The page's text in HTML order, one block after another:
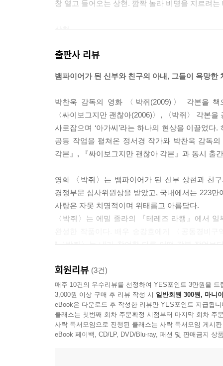
창 열고 들어오는 상현. 깜짝 놀라 비명을 지르려
상현
효성씨만 해도 그래요....원래 배고픈 사람 돕는 걸
(말이 빨라지면서 횡설수설,
태주씨도 그 카스테라 얘기를 들었어야 되는데, 아
아니....교통사고 나서 다친 사람을 욕하는 법은 없
누가 무슨 병 걸렸다고 비난하지는 않잖아요!
(눈물까지 글썽글썽)
난 좋은 일 하러 거기 갔던 거예요!
눈이 커지며 벌벌 떠는 태주, 문고리를 잡는다.
상현, 태주 손을 간단히 떼어내더니 구석으로 밀어
내가 뱀파이어인 게 뭐가 중요해요?
태주씨, 내가 신부라서 날 좋아했어요?
사람이 사람을 사랑하는 데 그런 게 뭐 중요해요?
아니, 그게 아니고....
내가 뱀파이어라서 싫어요? 응?
내가 뱀파이어가 안 됐으면 태주씨랑 잤을 거 같아
내가 그냥 신부였어도 태주씨하구 그랬을까, 신부
나랑 같이 가요, 내가 이 지옥에서 데리고 나가줄게
출판사 리뷰
뱀파이어가 된 신부와 친구의 아내, 그들이 욕망한
박찬욱 감독의 영화 〈박쥐(2009)〉 각본을
〈싸이보그지만 괜찮아(2006)〉, 〈박쥐〉 각본
사로잡으며 ‘아가씨’라는 하나의 현상을 이끌었
공동 작업을 펼쳐온 정서경 작가와 박찬욱 감독
각본』, 『싸이보그지만 괜찮아 각본』과 동시 출
영화 〈박쥐〉는 뱀파이어가 된 신부 상현과 친
경쟁부문 심사위원상을 받았고, 국내에서는 223
사랑은 자못 치명적이며 위태롭고 아름답다.
〈박쥐〉는 에밀 졸라의 『테레즈 라캥』에서
“〈박쥐〉는 내가 참여한 다른 어떤 각본 작업보
밝혔듯, 〈박쥐〉는 박찬욱 감독이 오랜 시간 애
가치가 크다.
〈박쥐〉 이전의 ‘박찬욱 복수 3부작(〈복수는 나
구원으로 방향을 바꾼 작품이다. 〈Thirst(욕망,
우리 모두의 욕망과 갈증에 해방을 선사한다.
회원리뷰 (3건)
매주 10건의 우수리뷰를 선정하여 YES포인트 3만원을 드
3,000원 이상 구매 후 리뷰 작성 시 일반회원 300원, 마니
eBook은 다운로드 후 작성한 리뷰만 YES포인트 지급됩니
클래스는 첫번째 회차 주문확정 시점부터 마지막 회차 주
사락 독서모임으로 진행된 클래스는 사락 독서모임 게시
eBook 페이백, CD/LP, DVD/Blu-ray, 패션 및 판매금지 상